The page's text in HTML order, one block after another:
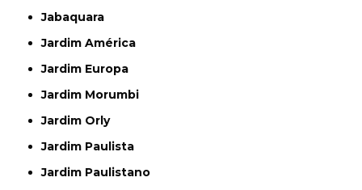
Jabaquara
Jardim América
Jardim Europa
Jardim Morumbi
Jardim Orly
Jardim Paulista
Jardim Paulistano